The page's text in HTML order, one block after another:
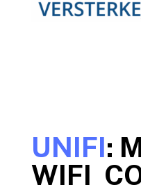
UNIFI:
WIFI